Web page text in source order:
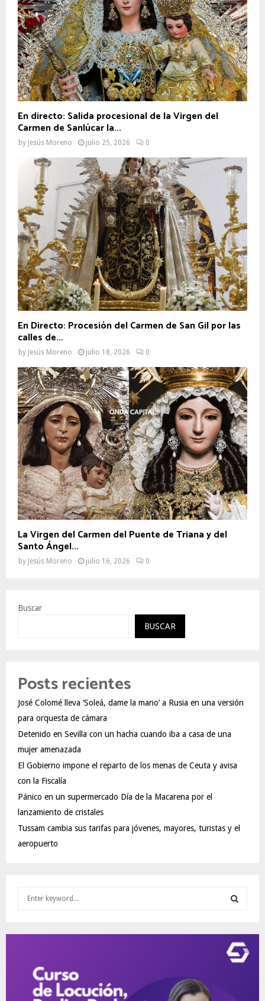
En directo: Salida procesional de la Virgen del
Carmen de Sanlúcar la...
by Jesús Moreno julio 25, 2026 0
En Directo: Procesión del Carmen de San Gil por las
calles de...
by Jesús Moreno julio 18, 2026 0
La Virgen del Carmen del Puente de Triana y del
Santo Ángel...
by Jesús Moreno julio 16, 2026 0
Buscar
BUSCAR
Posts recientes
José Colomé lleva ‘Soleá, dame la mano’ a Rusia en una versión
para orquesta de cámara
Detenido en Sevilla con un hacha cuando iba a casa de una
mujer amenazada
El Gobierno impone el reparto de los menas de Ceuta y avisa
con la Fiscalía
Pánico en un supermercado Día de la Macarena por el
lanzamiento de cristales
Tussam cambia sus tarifas para jóvenes, mayores, turistas y el
aeropuerto
E